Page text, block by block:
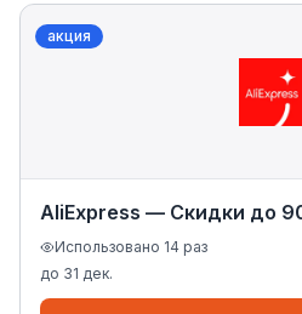
акция
AliExpress — Скидки до
Использовано 14 раз
до 31 дек.